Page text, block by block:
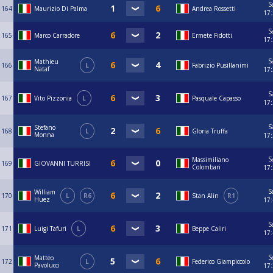
164 Maurizio Di Palma Andrea Rossetti
165 Marco Carradore Ermete Fidotti
166
Mathieu
Nataf
L Fabrizio Pusillanimi
167 Vito Pizzonia L Pasquale Capasso
168
Stefano
Monna
L Gloria Truffa
169 GIOVANNI TURRISI
Massimiliano
Colombari
170
William
Huez
L R6 Stan Alin R1
171 Luigi Tafuri L Beppe Caliri
172
Matteo
Pavolucci
L Federico Giampiccolo